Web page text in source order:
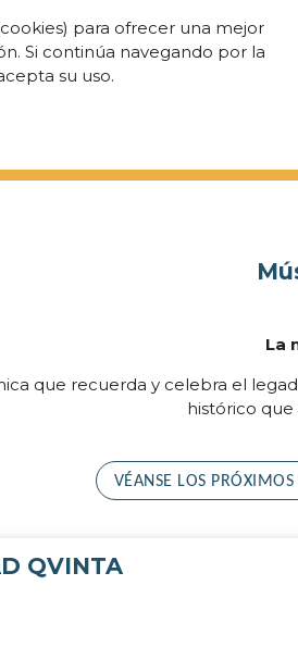
para ofrecer una mejor
Si continúa navegando por la
su uso.
La
que recuerda y celebra el
histórico
VÉANSE LOS
QVINTA